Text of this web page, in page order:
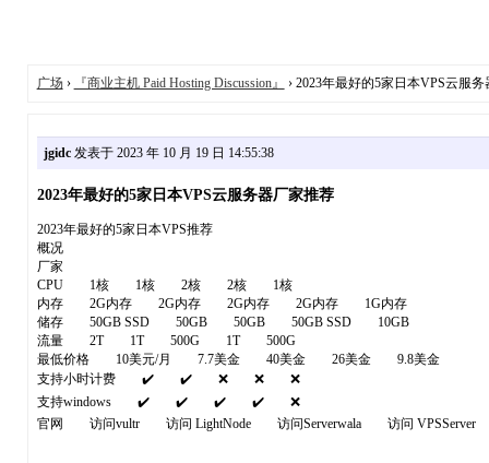
广场 › 『商业主机 Paid Hosting Discussion』 › 2023年最好的5家日本VPS云服
jgidc发表于 2023 年 10 月 19 日 14:55:38
2023年最好的5家日本VPS云服务器厂家推荐
2023年最好的5家日本VPS推荐
概况
厂家
CPU 1核 1核 2核 2核 1核
内存 2G内存 2G内存 2G内存 2G内存 1G内存
储存 50GB SSD 50GB 50GB 50GB SSD 10GB
流量 2T 1T 500G 1T 500G
最低价格 10美元/月 7.7美金 40美金 26美金 9.8美金
支持小时计费 ✔️ ✔️ ❌ ❌ ❌
支持windows ✔️ ✔️ ✔️ ✔️ ❌
官网 访问vultr 访问 LightNode 访问Serverwala 访问 VPSServer